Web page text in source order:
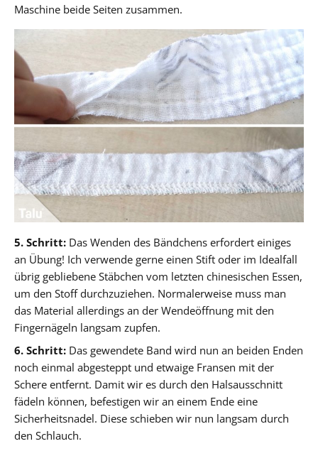
Maschine beide Seiten zusammen.
5. Schritt: Das Wenden des Bändchens erfordert einiges
an Übung! Ich verwende gerne einen Stift oder im Idealfall
übrig gebliebene Stäbchen vom letzten chinesischen Essen,
um den Stoff durchzuziehen. Normalerweise muss man
das Material allerdings an der Wendeöffnung mit den
Fingernägeln langsam zupfen.
6. Schritt: Das gewendete Band wird nun an beiden Enden
noch einmal abgesteppt und etwaige Fransen mit der
Schere entfernt. Damit wir es durch den Halsausschnitt
fädeln können, befestigen wir an einem Ende eine
Sicherheitsnadel. Diese schieben wir nun langsam durch
den Schlauch.